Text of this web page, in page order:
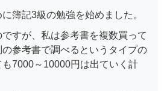
簿記3級の勉強を始めました。
すが、私は参考書を複数買って
参考書で調べるというタイプの
も7000～10000円は出ていく計